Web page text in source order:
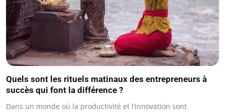
Quels sont les rituels matinaux des entrepreneurs à
succès qui font la différence ?
Dans un monde où la productivité et l’innovation sont